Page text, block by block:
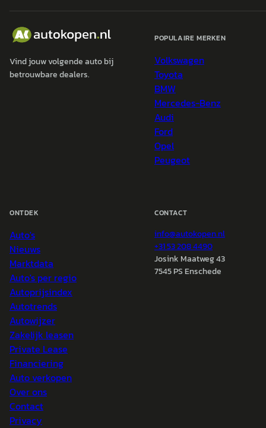
Vind jouw volgende auto bij
betrouwbare dealers.
POPULAIRE MERKEN
Volkswagen
Toyota
BMW
Mercedes-Benz
Audi
Ford
Opel
Peugeot
ONTDEK
Auto's
Nieuws
Marktdata
Auto's per regio
Autoprijsindex
Autotrends
Autowijzer
Zakelijk leasen
Private Lease
Financiering
Auto verkopen
Over ons
Contact
Privacy
CONTACT
info@autokopen.nl
+31 53 208 4490
Josink Maatweg 43
7545 PS Enschede